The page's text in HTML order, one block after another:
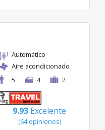
Automático
Aire acondicionado
5
4 2
9.93 Excelente
(64 opiniones)